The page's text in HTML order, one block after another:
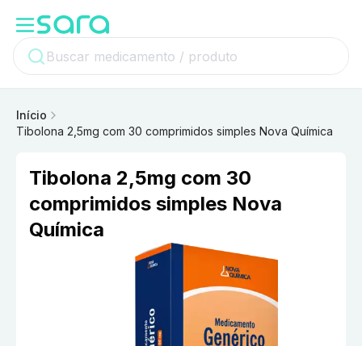
Início
Tibolona 2,5mg com 30 comprimidos simples Nova Química
Tibolona 2,5mg com 30
comprimidos simples Nova
Química